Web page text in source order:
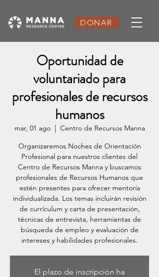
DONAR
Oportunidad de
voluntariado para
profesionales de recursos
humanos
mar, 01 ago
  |
Centro de Recursos Manna
Organizaremos Noches de Orientación
Profesional para nuestros clientes del
Centro de Recursos Manna y buscamos
profesionales de Recursos Humanos que
estén presentes para ofrecer mentoría
individualizada. Los temas incluirán revisión
de currículum y carta de presentación,
técnicas de entrevista, herramientas de
búsqueda de empleo y evaluación de
intereses y habilidades profesionales.
El plazo de inscripción ha